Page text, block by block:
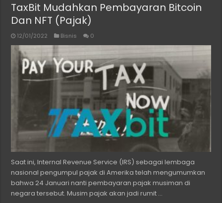
TaxBit Mudahkan Pembayaran Bitcoin
Dan NFT (Pajak)
12/01/2022 Bisnis 0
Saat ini, Internal Revenue Service (IRS) sebagai lembaga
nasional pengumpul pajak di Amerika telah mengumumkan
bahwa 24 Januari nanti pembayaran pajak musiman di
negara tersebut. Musim pajak akan jadi rumit …